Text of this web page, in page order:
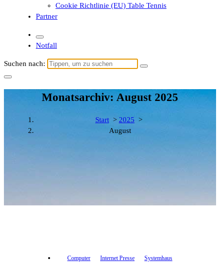
Cookie Richtlinie (EU) Table Tennis
Partner
Notfall
Suchen nach:
Monatsarchiv: August 2025
Start > 2025 >
August
Computer Internet Presse Systemhaus